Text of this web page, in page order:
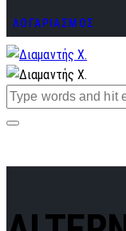
ΛΟΓΑΡΙΑΣΜΟΣ